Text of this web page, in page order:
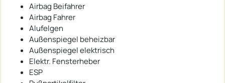
Airbag Beifahrer
Airbag Fahrer
Alufelgen
Außenspiegel beheizbar
Außenspiegel elektrisch
Elektr. Fensterheber
ESP